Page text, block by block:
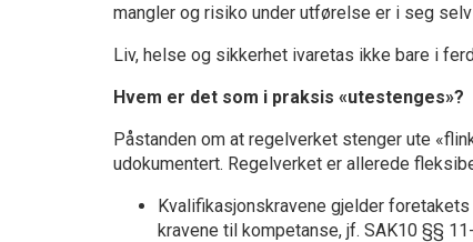
mangler og risiko under utførelse er i seg
Liv, helse og sikkerhet ivaretas ikke bare i
Hvem er det som i praksis «utestenges»?
Påstanden om at regelverket stenger ute
udokumentert. Regelverket er allerede
Kvalifikasjonskravene gjelder
kravene til kompetanse, jf. SAK10 §§